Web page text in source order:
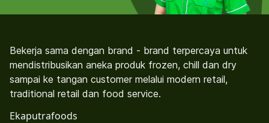
Bekerja sama dengan brand - brand terpercaya untuk
mendistribusikan aneka produk frozen, chill dan dry
sampai ke tangan customer melalui modern retail,
traditional retail dan food service.
Ekaputrafoods